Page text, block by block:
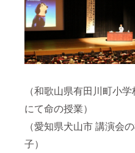
（和歌山県有田川町小学
にて命の授業）
（愛知県犬山市 講演会
子）